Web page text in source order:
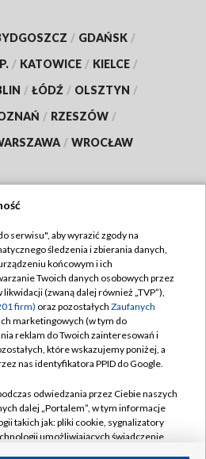
/ GDAŃSK /
/ KATOWICE / KIELCE /
/ ŁÓDŹ / OLSZTYN /
/ RZESZÓW /
/ WROCŁAW
TVP
TVP
prywatności
Moje zgody
Pomoc
Kontakt
serwisu", aby wyrazić zgody na
śledzenia i zbierania danych,
końcowym i ich
Twoich danych osobowych przez
likwidacji (zwaną dalej również „TVP”),
firm) oraz pozostałych Zaufanych
marketingowych (w tym do
reklam do Twoich zainteresowań i
które wskazujemy poniżej, a
nas identyfikatora PPID do Google.
odwiedzania przez Ciebie naszych
dalej „Portalem”, w tym informacje
takich jak: pliki cookie, sygnalizatory
umożliwiających świadczenie